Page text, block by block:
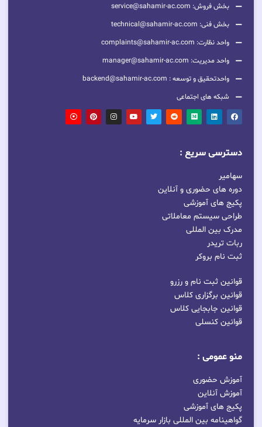
بخش فروش: service@sahamir-ac.com
بخش فنی: technical@sahamir-ac.com
واحد نظارت: complaints@sahamir-ac.com
واحد مدیریت: manager@sahamir-ac.com
واحدتحقیق و توسعه : backend@sahamir-ac.com
شبکه های اجتماعی
دسترسی سریع :
سهامیر
دوره های حضوری و آنلاین
پکیج های آموزشی
طراحی سیستم معاملاتی
مدرک بین المللی
ربات تریدر
ثبت نام بروکر
قوانین ثبت نام و رزرو
قوانین برگزاری کلاس
قوانین جابجایی کلاس
قوانین کنسلی
منو عمومی :
آموزش حضوری
آموزش آنلاین
پکیج های آموزشی
گواهینامه بین المللی بازار سرمایه